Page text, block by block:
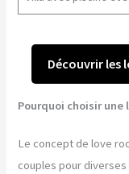
Découvrir les
Pourquoi choisir une
Le concept de love
couples pour diverses